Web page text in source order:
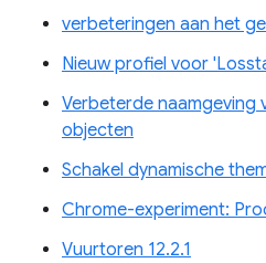
verbeteringen aan het
Nieuw profiel voor
Verbeterde naamgeving
objecten
Schakel dynamische
Chrome-experiment:
Vuurtoren 12.2.1